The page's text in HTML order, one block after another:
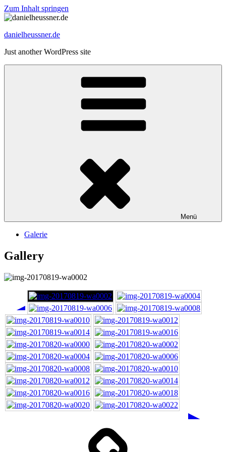
Zum Inhalt springen
danielheussner.de
Just another WordPress site
Menü
Galerie
Gallery
◄
►